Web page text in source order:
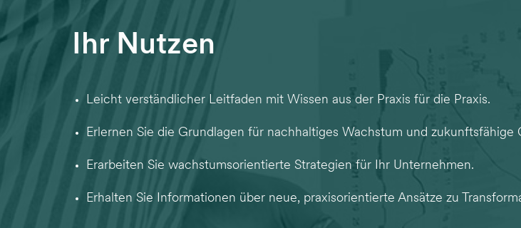
Ihr Nutzen
Leicht verständlicher Leitfaden mit Wissen aus der Praxis für die Praxis.
Erlernen Sie die Grundlagen für nachhaltiges Wachstum und zukunftsfähige
Erarbeiten Sie wachstumsorientierte Strategien für Ihr Unternehmen.
Erhalten Sie Informationen über neue, praxisorientierte Ansätze zu